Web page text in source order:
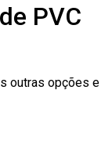
PVC
outras opções e